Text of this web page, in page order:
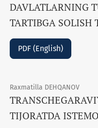
DAVLATLARNING
TARTIBGA SOLISH
PDF (English)
Raxmatilla DEHQANOV
TIJORATDA